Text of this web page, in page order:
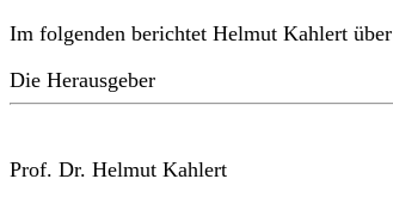
Im folgenden berichtet Helmut Kahlert
Die Herausgeber
Prof. Dr. Helmut Kahlert